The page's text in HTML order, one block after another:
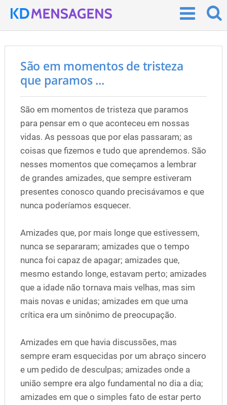
São em momentos de tristeza
que paramos ...
São em momentos de tristeza que paramos
para pensar em o que aconteceu em nossas
vidas. As pessoas que por elas passaram; as
coisas que fizemos e tudo que aprendemos. São
nesses momentos que começamos a lembrar
de grandes amizades, que sempre estiveram
presentes conosco quando precisávamos e que
nunca poderíamos esquecer.
Amizades que, por mais longe que estivessem,
nunca se separaram; amizades que o tempo
nunca foi capaz de apagar; amizades que,
mesmo estando longe, estavam perto; amizades
que a idade não tornava mais velhas, mas sim
mais novas e unidas; amizades em que uma
crítica era um sinônimo de preocupação.
Amizades em que havia discussões, mas
sempre eram esquecidas por um abraço sincero
e um pedido de desculpas; amizades onde a
união sempre era algo fundamental no dia a dia;
amizades em que o simples fato de estar perto